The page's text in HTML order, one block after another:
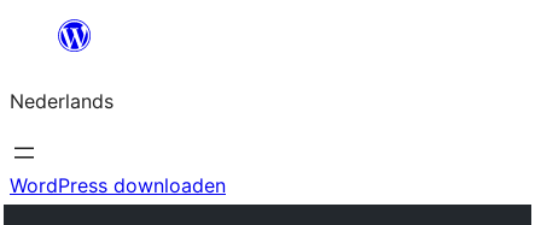
de
inhoud
Nederlands
WordPress downloaden